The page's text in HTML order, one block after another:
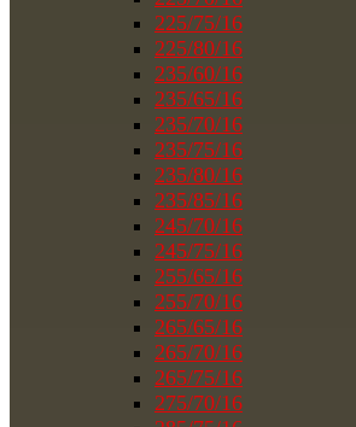
225/75/16
225/80/16
235/60/16
235/65/16
235/70/16
235/75/16
235/80/16
235/85/16
245/70/16
245/75/16
255/65/16
255/70/16
265/65/16
265/70/16
265/75/16
275/70/16